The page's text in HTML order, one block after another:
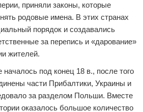
приняли законы, которые
родовые имена. В этих странах
порядок и создавались
за перепись и «дарование»
жителей.
под конец 18 в., после того
части Прибалтики, Украины и
за разделом Польши. Вместе
оказалось большое количество